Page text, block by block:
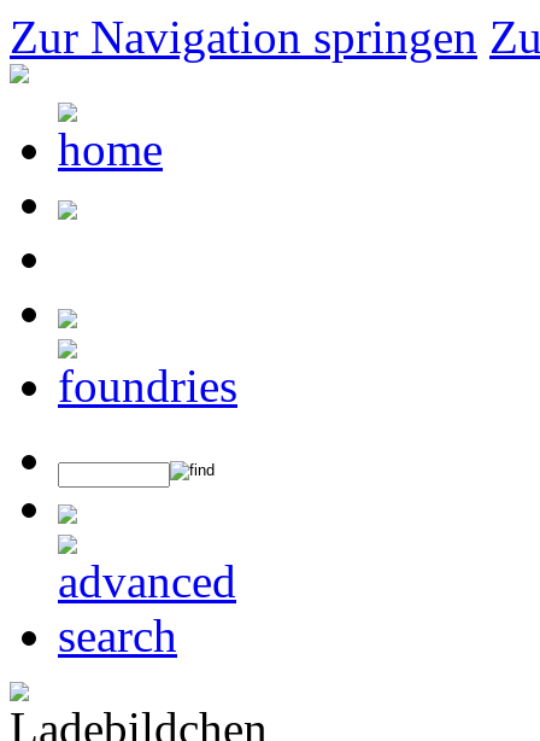
Zur Navigation springen